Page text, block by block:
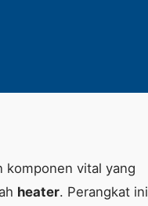
komponen vital yang
heater. Perangkat ini